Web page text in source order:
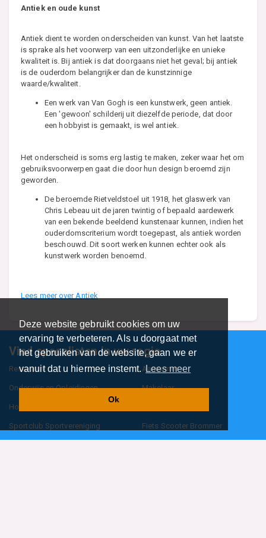
Deze website gebruikt cookies om uw
ervaring te verbeteren. Als u doorgaat met
het gebruiken van de website, gaan we er
vanuit dat u hiermee instemt.Lees meer
Ok
Antiek en oude kunst
Antiek dient te worden onderscheiden van kunst. Van het laatste
is sprake als het voorwerp van een uitzonderlijke en unieke
kwaliteit is. Bij antiek is dat doorgaans niet het geval; bij antiek
is de ouderdom belangrijker dan de kunstzinnige
waarde/kwaliteit.
Een werk van Van Gogh is een kunstwerk, geen antiek.
Een 'gewoon' schilderij uit diezelfde periode, dat door
een hobbyist is gemaakt, is wel antiek.
Het onderscheid is soms erg lastig te maken, zeker waar het om
gebruiksvoorwerpen gaat die door hun design beroemd zijn
geworden.
De beroemde Rietveldstoel uit 1918, het glaswerk van
Chris Lebeau uit de jaren twintig of bepaald aardewerk
van een bekende beeldend kunstenaar kunnen, indien het
ouderdomscriterium wordt toegepast, als antiek worden
beschouwd. Dit soort werken kunnen echter ook als
kunstwerk worden benoemd.
Lees meer over Antiek
Vind specalisten in uw regio
Restaurant Aannemer
Onderwijs en Opleidingen Makelaar
Hovenier
Sportclub Sportvereniging Fiets Scooter Brommer